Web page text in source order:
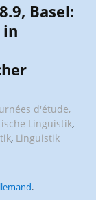
Basel:
d'étude,
Linguistik,
, Linguistik
.